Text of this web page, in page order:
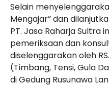
Selain
Mengajar” dan
PT. Jasa Raharja Sultra
pemeriksaan dan
diselenggarakan oleh
(Timbang, Tensi, Gula
di Gedung Rusunawa